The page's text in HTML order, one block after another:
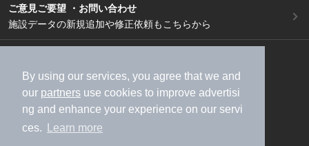
By using our services, you agree that we and
our partners use cookies to improve advertisi
ng and enhance your experience on our servi
ces.
Learn more
ご意見ご要望 ・お問い合わせ
施設データの新規追加や修正依頼もこちらから
加盟店募集（資料請求）
広告出稿のご案内
利用規約
ライフスタイルMEMBERS+規約
特定商取引法に基づく表記
ヘルプ
採用情報
運営会社